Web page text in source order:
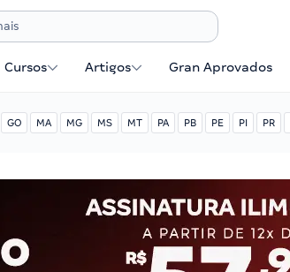
Cursos Artigos Gran Aprovados
GO MA MG MS MT PA PB PE PI PR